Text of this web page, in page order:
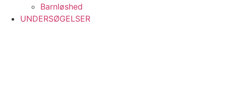
Barnløshed
UNDERSØGELSER